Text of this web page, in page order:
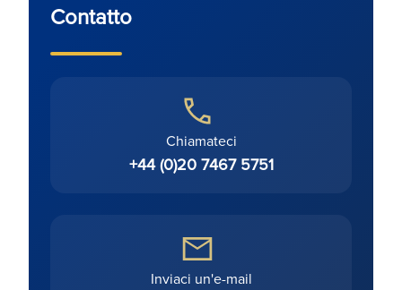
Contatto
Chiamateci
+44 (0)20 7467 5751
Inviaci un'e-mail